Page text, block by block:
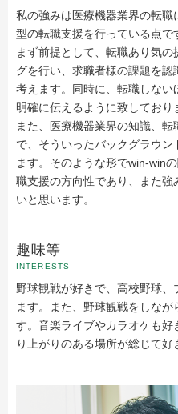
私の強みは医療機器業界の転
型の転職支援を行っている点で
まず前提として、転職あり気
グを行い、求職者様の課題を
考えます。同時に、転職しな
明確に伝えるように致しており
また、医療機器業界の知識、
で、そういったバックグラウ
ます。そのような形でwin-win
職支援の方向性であり、また
いと思います。
趣味等
INTERESTS
野球観戦が好きで、高校野球
ます。また、野球観戦をしな
す。音楽ライブやカラオケも
り上がりのある場所が総じて好